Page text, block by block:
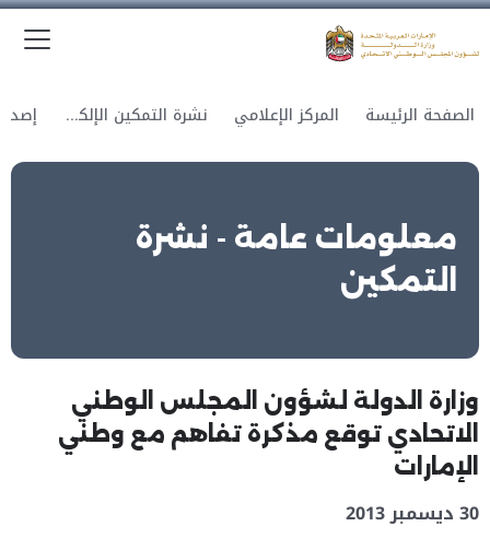
الصفحة الرئيسة المركز الإعلامي نشرة التمكين الإلكترونية
معلومات عامة - نشرة
التمكين
وزارة الدولة لشؤون المجلس الوطني
الاتحادي توقع مذكرة تفاهم مع وطني
الإمارات
30 ديسمبر 2013